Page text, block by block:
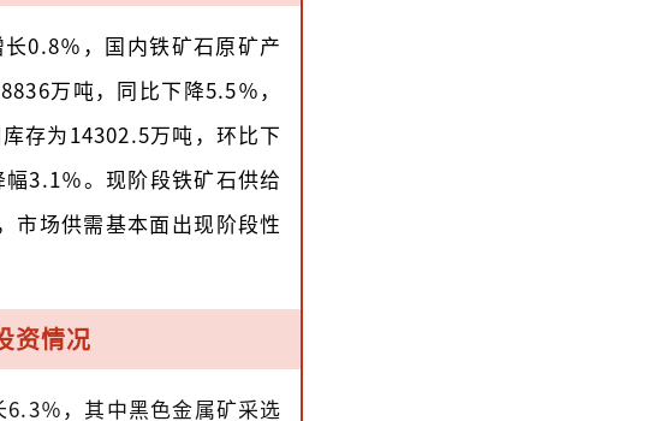
0.8％，国内铁矿石原矿产
万吨，同比下降5.5％，
存为14302.5万吨，环比下
3.1％。现阶段铁矿石供给
市场供需基本面出现阶段性
资情况
％，其中黑色金属矿采选